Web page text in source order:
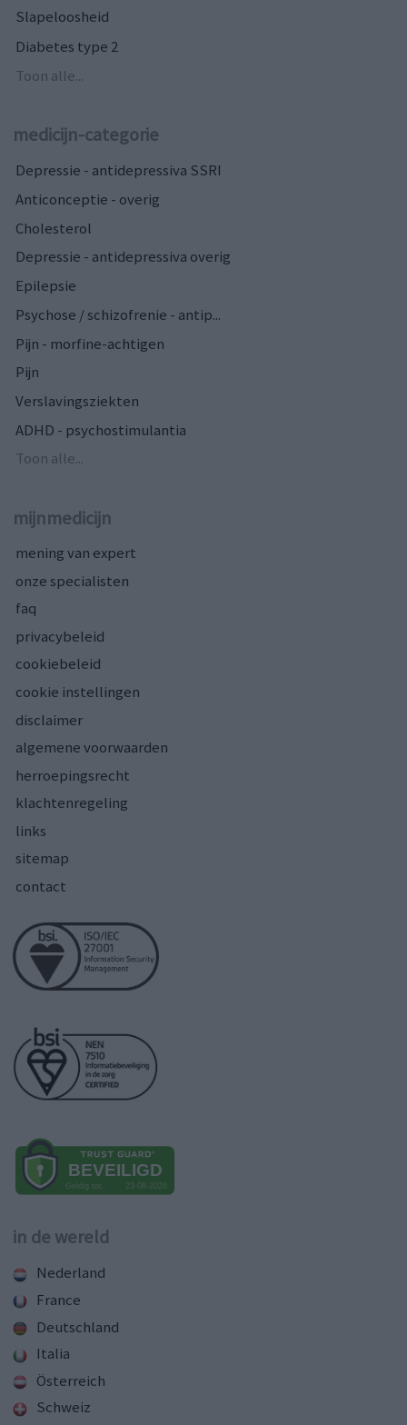
Slapeloosheid
Diabetes type 2
Toon alle...
medicijn-categorie
Depressie - antidepressiva SSRI
Anticonceptie - overig
Cholesterol
Depressie - antidepressiva overig
Epilepsie
Psychose / schizofrenie - antip...
Pijn - morfine-achtigen
Pijn
Verslavingsziekten
ADHD - psychostimulantia
Toon alle...
mijnmedicijn
mening van expert
onze specialisten
faq
privacybeleid
cookiebeleid
cookie instellingen
disclaimer
algemene voorwaarden
herroepingsrecht
klachtenregeling
links
sitemap
contact
in de wereld
Nederland
France
Deutschland
Italia
Österreich
Schweiz